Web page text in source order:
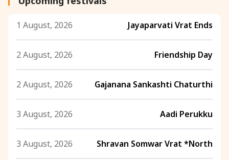
1 August, 2026 Jayaparvati Vrat Ends
2 August, 2026 Friendship Day
2 August, 2026 Gajanana Sankashti Chaturthi
3 August, 2026 Aadi Perukku
3 August, 2026 Shravan Somwar Vrat *North